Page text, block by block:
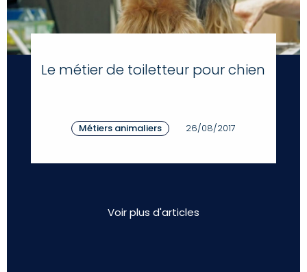
Le métier de toiletteur pour chien
Métiers animaliers 26/08/2017
Voir plus d'articles